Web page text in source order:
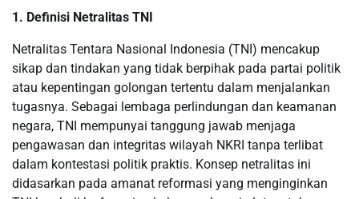
1. Definisi Netralitas TNI
Netralitas Tentara Nasional Indonesia (TNI) mencakup
sikap dan tindakan yang tidak berpihak pada partai politik
atau kepentingan golongan tertentu dalam menjalankan
tugasnya. Sebagai lembaga perlindungan dan keamanan
negara, TNI mempunyai tanggung jawab menjaga
pengawasan dan integritas wilayah NKRI tanpa terlibat
dalam kontestasi politik praktis. Konsep netralitas ini
didasarkan pada amanat reformasi yang menginginkan